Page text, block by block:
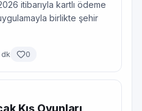
itibarıyla kartlı ödeme
birlikte şehir
dk 0
Kış Oyunları